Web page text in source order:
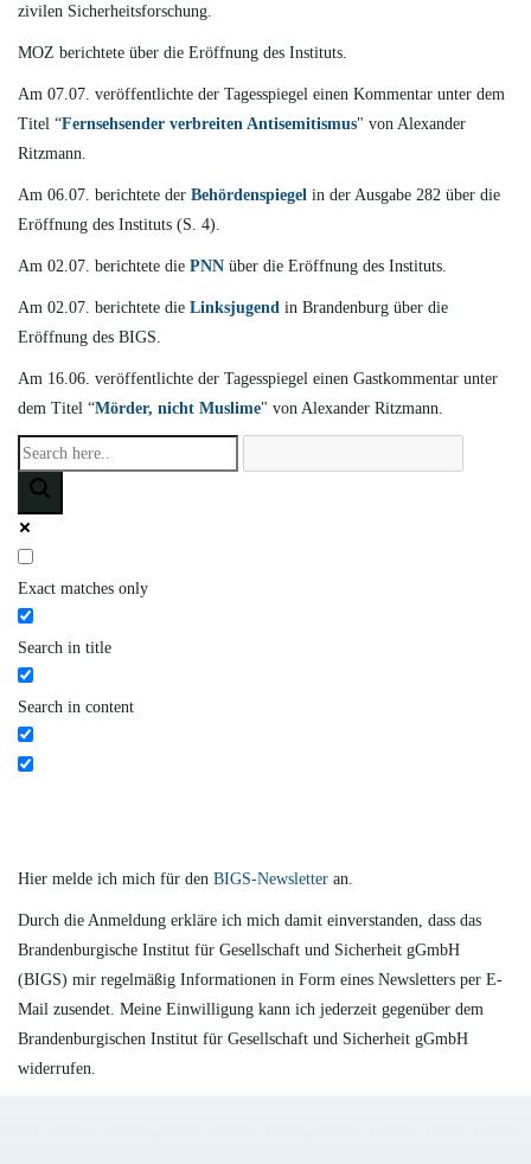
zivilen Sicherheitsforschung.
MOZ berichtete über die Eröffnung des Instituts.
Am 07.07. veröffentlichte der Tagesspiegel einen Kommentar unter dem
Titel “Fernsehsender verbreiten Antisemitismus" von Alexander
Ritzmann.
Am 06.07. berichtete der Behördenspiegel in der Ausgabe 282 über die
Eröffnung des Instituts (S. 4).
Am 02.07. berichtete die PNN über die Eröffnung des Instituts.
Am 02.07. berichtete die Linksjugend in Brandenburg über die
Eröffnung des BIGS.
Am 16.06. veröffentlichte der Tagesspiegel einen Gastkommentar unter
dem Titel “Mörder, nicht Muslime" von Alexander Ritzmann.
Exact matches only
Search in title
Search in content
Hier melde ich mich für den BIGS-Newsletter an.
Durch die Anmeldung erkläre ich mich damit einverstanden, dass das
Brandenburgische Institut für Gesellschaft und Sicherheit gGmbH
(BIGS) mir regelmäßig Informationen in Form eines Newsletters per E-
Mail zusendet. Meine Einwilligung kann ich jederzeit gegenüber dem
Brandenburgischen Institut für Gesellschaft und Sicherheit gGmbH
widerrufen.